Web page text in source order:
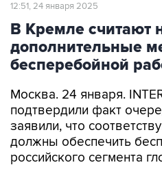
12:51, 24 января 2025
В Кремле считают
дополнительные
бесперебойной
Москва. 24 января.
подтвердили факт
заявили, что
должны обеспечить
российского сегмента